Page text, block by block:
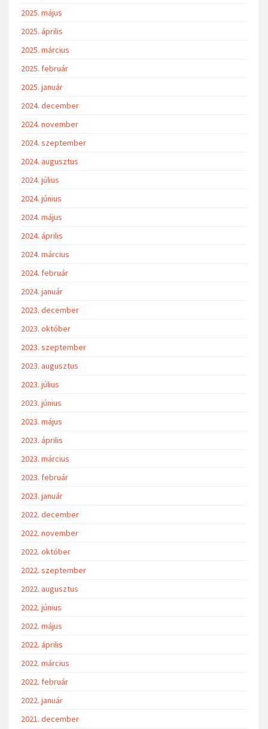
2025. május
2025. április
2025. március
2025. február
2025. január
2024. december
2024. november
2024. szeptember
2024. augusztus
2024. július
2024. június
2024. május
2024. április
2024. március
2024. február
2024. január
2023. december
2023. október
2023. szeptember
2023. augusztus
2023. július
2023. június
2023. május
2023. április
2023. március
2023. február
2023. január
2022. december
2022. november
2022. október
2022. szeptember
2022. augusztus
2022. június
2022. május
2022. április
2022. március
2022. február
2022. január
2021. december